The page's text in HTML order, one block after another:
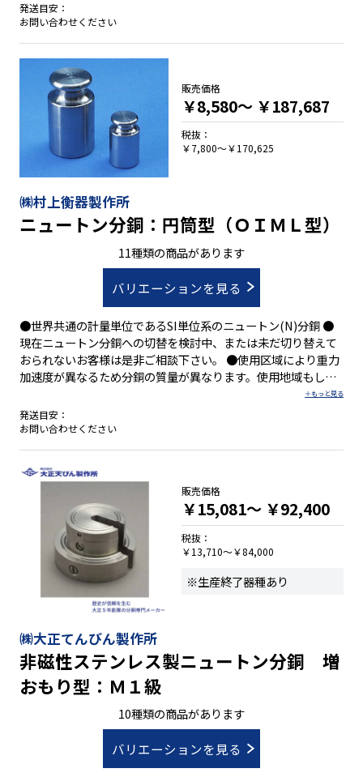
発送目安：
お問い合わせください
㈱村上衡器製作所
ニュートン分銅：円筒型（ＯＩＭＬ型）
11種類の商品があります
バリエーションを見る
●世界共通の計量単位であるSI単位系のニュートン(N)分銅 ●
現在ニュートン分銅への切替を検討中、または未だ切り替えて
おられないお客様は是非ご相談下さい。 ●使用区域により重力
加速度が異なるため分銅の質量が異なります。使用地域もしく
は1Nとして必要な質量をお知らせ下さい。 ●JCSSロゴマーク
付校正証明書(質量単位)を発行できます(別途料金)
発送目安：
お問い合わせください
販売価格
￥8,580～ ￥187,687
税抜：
￥7,800～￥170,625
㈱大正てんびん製作所
非磁性ステンレス製ニュートン分銅 増
おもり型：Ｍ１級
10種類の商品があります
バリエーションを見る
販売価格
￥15,081～ ￥92,400
税抜：
￥13,710～￥84,000
※生産終了器種あり